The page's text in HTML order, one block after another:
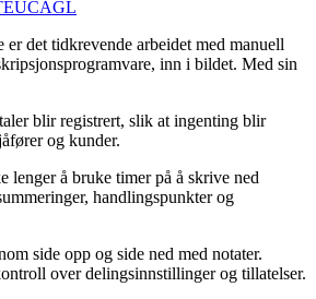
EUCAGL
det tidkrevende arbeidet med manuell
inn i bildet. Med sin
blir registrert, slik at ingenting blir
og kunder.
lenger å bruke timer på å skrive ned
handlingspunkter og
side opp og side ned med notater.
over delingsinnstillinger og tillatelser.